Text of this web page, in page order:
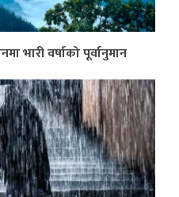
भारी वर्षाको पूर्वानुमान